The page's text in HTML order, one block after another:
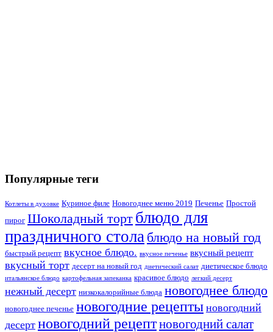
Популярные теги
Котлеты в духовке Куриное филе Новогоднее меню 2019 Печенье Простой
пирог Шоколадный торт блюдо для
праздничного стола блюдо на новый год
быстрый рецепт вкусное блюдо. вкусное печенье вкусный рецепт
вкусный торт десерт на новый год диетический салат диетическое блюдо
итальянское блюдо картофельная запеканка красивое блюдо легкий десерт
нежный десерт низкокалорийные блюда новогоднее блюдо
новогоднее печенье новогодние рецепты новогодний
десерт новогодний рецептновогодний салат